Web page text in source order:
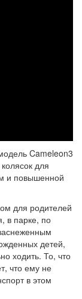
Cameleon3
для
и повышенной
для родителей
в парке, по
детей,
ходить. То, что
что ему не
в этом